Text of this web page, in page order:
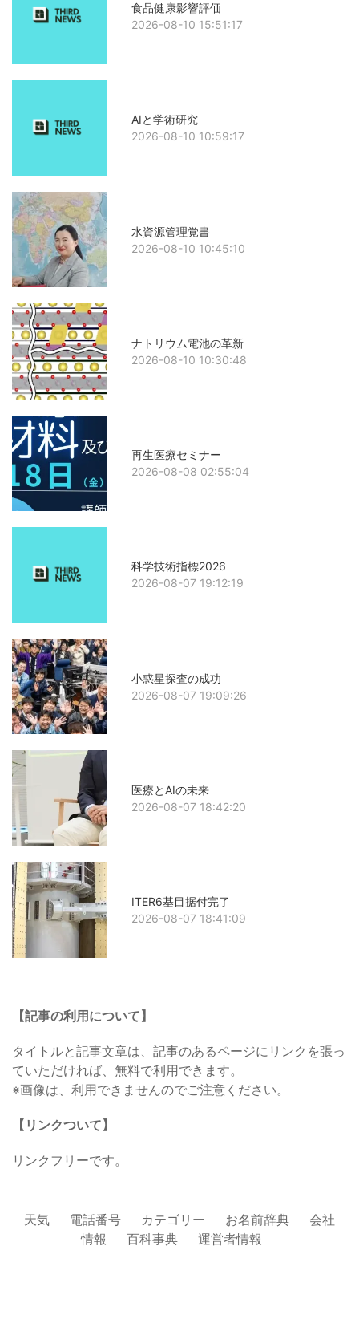
食品健康影響評価
2026-08-10 15:51:17
AIと学術研究
2026-08-10 10:59:17
水資源管理覚書
2026-08-10 10:45:10
ナトリウム電池の革新
2026-08-10 10:30:48
再生医療セミナー
2026-08-08 02:55:04
科学技術指標2026
2026-08-07 19:12:19
小惑星探査の成功
2026-08-07 19:09:26
医療とAIの未来
2026-08-07 18:42:20
ITER6基目据付完了
2026-08-07 18:41:09
【記事の利用について】
タイトルと記事文章は、記事のあるページにリンクを張っ
ていただければ、無料で利用できます。
※画像は、利用できませんのでご注意ください。
【リンクついて】
リンクフリーです。
天気 電話番号 カテゴリー お名前辞典
会社
情報
百科事典 運営者情報